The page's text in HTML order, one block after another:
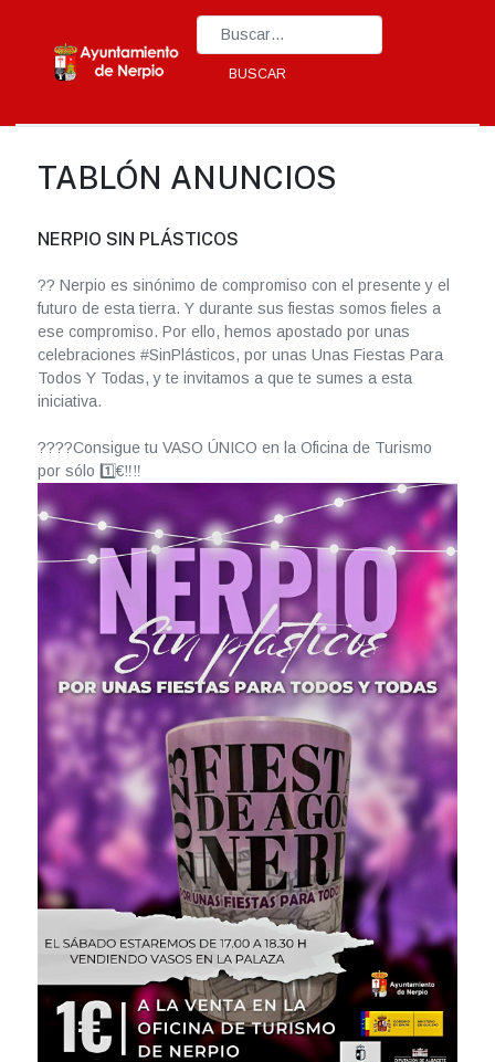
Type 2 or more characters for results.
BUSCAR
TABLÓN ANUNCIOS
NERPIO SIN PLÁSTICOS
?? Nerpio es sinónimo de compromiso con el presente y el
futuro de esta tierra. Y durante sus fiestas somos fieles a
ese compromiso. Por ello, hemos apostado por unas
celebraciones #SinPlásticos, por unas Unas Fiestas Para
Todos Y Todas, y te invitamos a que te sumes a esta
iniciativa.
????Consigue tu VASO ÚNICO en la Oficina de Turismo
por sólo 1️⃣€‼️‼️